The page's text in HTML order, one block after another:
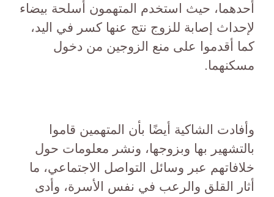
أحدهما، حيث استخدم المتهمون أسلحة بيضاء
لإحداث إصابة للزوج نتج عنها كسر في اليد،
كما أقدموا على منع الزوجين من دخول
مسكنهما.
وأفادت الشاكية أيضًا بأن المتهمين قاموا
بالتشهير بها وبزوجها، ونشر معلومات حول
خلافاتهم عبر وسائل التواصل الاجتماعي، ما
أثار القلق والرعب في نفس الأسرة، وأدى